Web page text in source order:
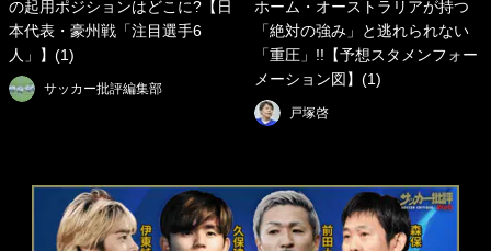
の起用ポジションはどこに?【日
本代表・豪州戦「注目選手6
人」】(1)
サッカー批評編集部
ホーム・オーストラリアが持つ
「絶対の強み」と逃れられない
「重圧」!!【予想スタメンフォー
メーション図】(1)
戸塚啓